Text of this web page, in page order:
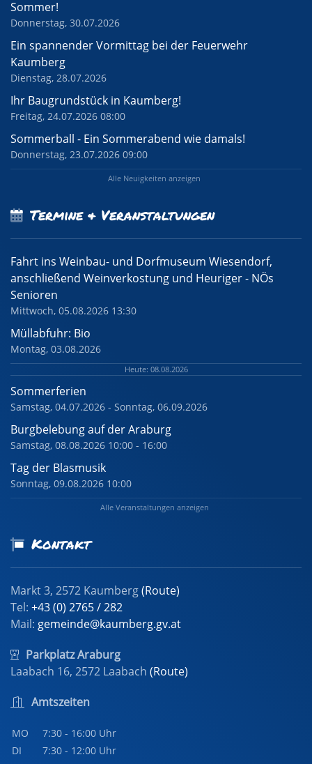
Sommer!
Donnerstag, 30.07.2026
Ein spannender Vormittag bei der Feuerwehr
Kaumberg
Dienstag, 28.07.2026
Ihr Baugrundstück in Kaumberg!
Freitag, 24.07.2026 08:00
Sommerball - Ein Sommerabend wie damals!
Donnerstag, 23.07.2026 09:00
Alle Neuigkeiten anzeigen
Termine & Veranstaltungen
Fahrt ins Weinbau- und Dorfmuseum Wiesendorf,
anschließend Weinverkostung und Heuriger - NÖs
Senioren
Mittwoch, 05.08.2026 13:30
Müllabfuhr: Bio
Montag, 03.08.2026
Heute: 08.08.2026
Sommerferien
Samstag, 04.07.2026 - Sonntag, 06.09.2026
Burgbelebung auf der Araburg
Samstag, 08.08.2026 10:00 - 16:00
Tag der Blasmusik
Sonntag, 09.08.2026 10:00
Alle Veranstaltungen anzeigen
Kontakt
Markt 3, 2572 Kaumberg(Route)
Tel: +43 (0) 2765 / 282
Mail: gemeinde@kaumberg.gv.at
Parkplatz Araburg
Laabach 16, 2572 Laabach (Route)
Amtszeiten
MO
7:30 - 16:00 Uhr
DI
7:30 - 12:00 Uhr